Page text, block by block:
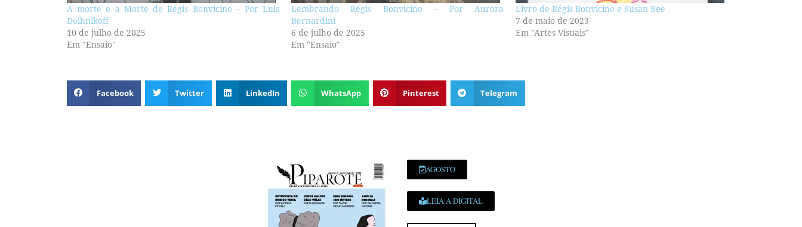
A morte e a Morte de Régis Bonvicino – Por Luis
Dolhnikoff
10 de julho de 2025
Em "Ensaio"
Lembrando Régis Bonvicino – Por Aurora
Bernardini
6 de julho de 2025
Em "Ensaio"
Livro de Régis Bonvicino e Susan Bee
7 de maio de 2023
Em "Artes Visuais"
Facebook Twitter LinkedIn WhatsApp Pinterest Telegram
AGOSTO
LEIA A DIGITAL